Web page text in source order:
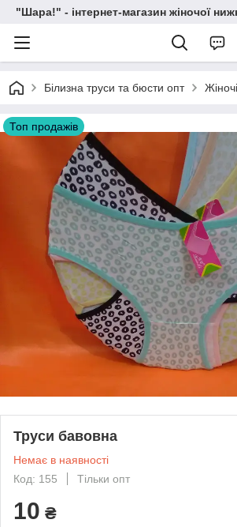
"Шара!" - інтернет-магазин жіночої
Білизна труси та бюсти опт
Топ продажів
Труси бавовна
Немає в наявності
Код: 155
Тільки опт
10 ₴